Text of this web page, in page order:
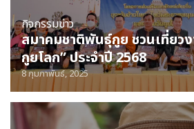
กิจกรรมข่าว
สมาคมชาติพันธุ์กูย ชวนเที่ยว
กูยโลก” ประจำปี 2568
8 กุมภาพันธ์, 2025